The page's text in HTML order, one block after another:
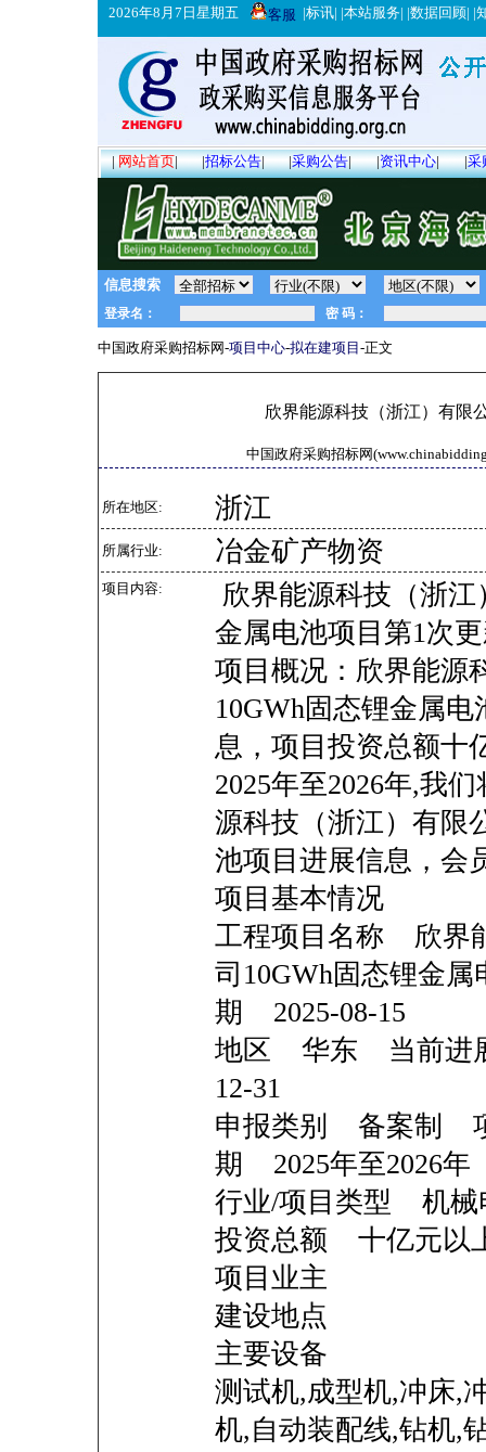
2026年8月7日星期五 客服 |标讯| |本站服务| |数据回顾| |
|网站首页| |招标公告| |采购公告| |资讯中心| |采
信息搜索
中国政府采购招标网-项目中心-拟在建项目 -正文
欣界能源科技（浙江）有限
中国政府采购招标网
所在地区: 浙江
所属行业: 冶金矿产物资
项目内容:
欣界能源科技（浙
金属电池项目第1次
项目概况：欣界能源
10GWh固态锂金属
息，项目投资总额十
2025年至2026年,我
源科技（浙江）有限
池项目进展信息，会
项目基本情况
工程项目名称 欣界
司10GWh固态锂金
期 2025-08-15
地区 华东 当前
12-31
申报类别 备案制
期 2025年至2026年
行业/项目类型 机械
投资总额 十亿
项目业主
建设地点
主要设备
测试机,成型机,冲床,
机,自动装配线,钻机,